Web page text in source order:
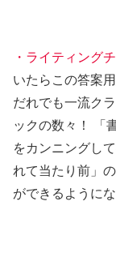
・ライティング
いたらこの答案
だれでも一流ク
ックの数々！ 「
をカンニングし
れて当たり前」
ができるようにな